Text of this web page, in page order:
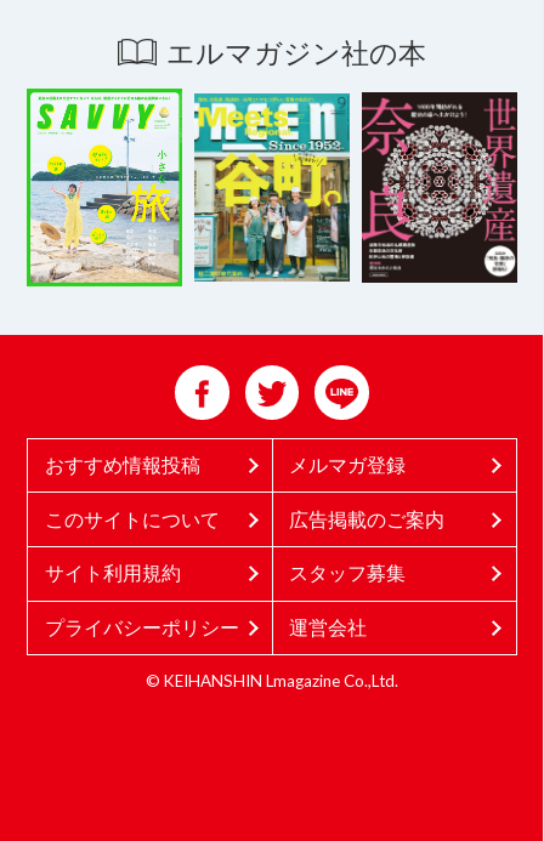
エルマガジン社の本
おすすめ情報投稿 メルマガ登録
このサイトについて 広告掲載のご案内
サイト利用規約 スタッフ募集
プライバシーポリシー 運営会社
© KEIHANSHIN Lmagazine Co.,Ltd.